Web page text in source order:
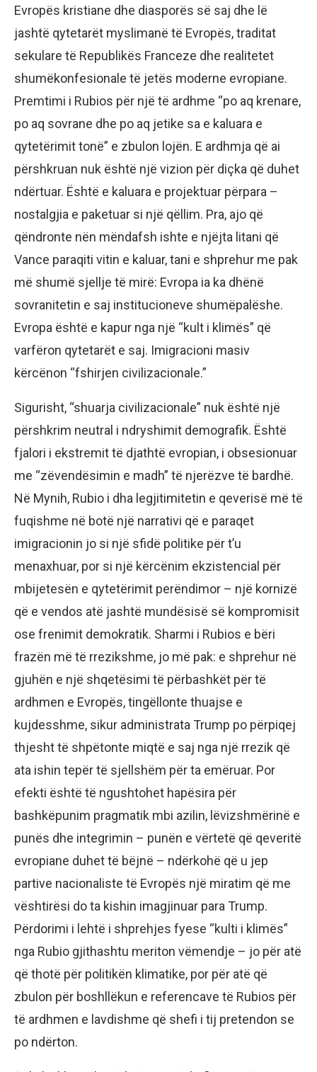
Evropës kristiane dhe diasporës së saj dhe lë
jashtë qytetarët myslimanë të Evropës, traditat
sekulare të Republikës Franceze dhe realitetet
shumëkonfesionale të jetës moderne evropiane.
Premtimi i Rubios për një të ardhme “po aq krenare,
po aq sovrane dhe po aq jetike sa e kaluara e
qytetërimit tonë” e zbulon lojën. E ardhmja që ai
përshkruan nuk është një vizion për diçka që duhet
ndërtuar. Është e kaluara e projektuar përpara –
nostalgjia e paketuar si një qëllim. Pra, ajo që
qëndronte nën mëndafsh ishte e njëjta litani që
Vance paraqiti vitin e kaluar, tani e shprehur me pak
më shumë sjellje të mirë: Evropa ia ka dhënë
sovranitetin e saj institucioneve shumëpalëshe.
Evropa është e kapur nga një “kult i klimës” që
varfëron qytetarët e saj. Imigracioni masiv
kërcënon “fshirjen civilizacionale.”
Sigurisht, “shuarja civilizacionale” nuk është një
përshkrim neutral i ndryshimit demografik. Është
fjalori i ekstremit të djathtë evropian, i obsesionuar
me “zëvendësimin e madh” të njerëzve të bardhë.
Në Mynih, Rubio i dha legjitimitetin e qeverisë më të
fuqishme në botë një narrativi që e paraqet
imigracionin jo si një sfidë politike për t’u
menaxhuar, por si një kërcënim ekzistencial për
mbijetesën e qytetërimit perëndimor – një kornizë
që e vendos atë jashtë mundësisë së kompromisit
ose frenimit demokratik. Sharmi i Rubios e bëri
frazën më të rrezikshme, jo më pak: e shprehur në
gjuhën e një shqetësimi të përbashkët për të
ardhmen e Evropës, tingëllonte thuajse e
kujdesshme, sikur administrata Trump po përpiqej
thjesht të shpëtonte miqtë e saj nga një rrezik që
ata ishin tepër të sjellshëm për ta emëruar. Por
efekti është të ngushtohet hapësira për
bashkëpunim pragmatik mbi azilin, lëvizshmërinë e
punës dhe integrimin – punën e vërtetë që qeveritë
evropiane duhet të bëjnë – ndërkohë që u jep
partive nacionaliste të Evropës një miratim që me
vështirësi do ta kishin imagjinuar para Trump.
Përdorimi i lehtë i shprehjes fyese “kulti i klimës”
nga Rubio gjithashtu meriton vëmendje – jo për atë
që thotë për politikën klimatike, por për atë që
zbulon për boshllëkun e referencave të Rubios për
të ardhmen e lavdishme që shefi i tij pretendon se
po ndërton.